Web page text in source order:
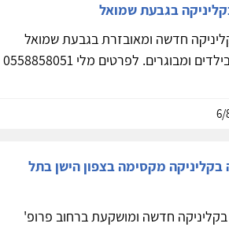
בגבעת שמואל
חדשה ומאובזרת בגבעת שמואל
מתאים לטיפול בילדים ומבוגרים. לפרטים מלי 0558858051
מקסימה בצפון הישן בתל
חדשה ומושקעת ברחוב פרופ'